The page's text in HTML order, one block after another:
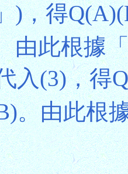
)，得
由此根據
入(3)，得
。由此根